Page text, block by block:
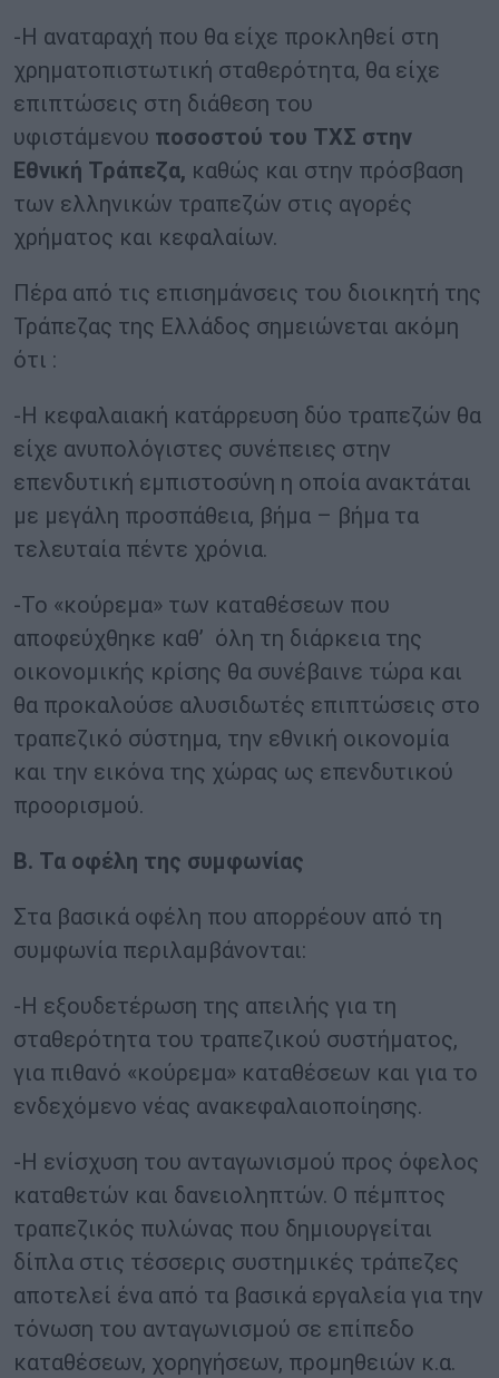
-Η αναταραχή που θα είχε προκληθεί στη
χρηματοπιστωτική σταθερότητα, θα είχε
επιπτώσεις στη διάθεση του
υφιστάμενου ποσοστού του ΤΧΣ στην
Εθνική Τράπεζα, καθώς και στην πρόσβαση
των ελληνικών τραπεζών στις αγορές
χρήματος και κεφαλαίων.
Πέρα από τις επισημάνσεις του διοικητή της
Τράπεζας της Ελλάδος σημειώνεται ακόμη
ότι :
-Η κεφαλαιακή κατάρρευση δύο τραπεζών θα
είχε ανυπολόγιστες συνέπειες στην
επενδυτική εμπιστοσύνη η οποία ανακτάται
με μεγάλη προσπάθεια, βήμα – βήμα τα
τελευταία πέντε χρόνια.
-Το «κούρεμα» των καταθέσεων που
αποφεύχθηκε καθ’ όλη τη διάρκεια της
οικονομικής κρίσης θα συνέβαινε τώρα και
θα προκαλούσε αλυσιδωτές επιπτώσεις στο
τραπεζικό σύστημα, την εθνική οικονομία
και την εικόνα της χώρας ως επενδυτικού
προορισμού.
Β. Τα οφέλη της συμφωνίας
Στα βασικά οφέλη που απορρέουν από τη
συμφωνία περιλαμβάνονται:
-Η εξουδετέρωση της απειλής για τη
σταθερότητα του τραπεζικού συστήματος,
για πιθανό «κούρεμα» καταθέσεων και για το
ενδεχόμενο νέας ανακεφαλαιοποίησης.
-Η ενίσχυση του ανταγωνισμού προς όφελος
καταθετών και δανειοληπτών. Ο πέμπτος
τραπεζικός πυλώνας που δημιουργείται
δίπλα στις τέσσερις συστημικές τράπεζες
αποτελεί ένα από τα βασικά εργαλεία για την
τόνωση του ανταγωνισμού σε επίπεδο
καταθέσεων, χορηγήσεων, προμηθειών κ.α.